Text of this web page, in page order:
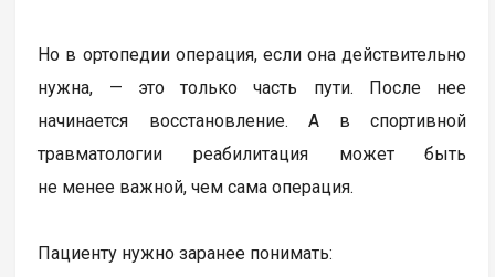
Но в ортопедии операция, если она действительно
нужна, — это только часть пути. После нее
начинается восстановление. А в спортивной
травматологии реабилитация может быть
не менее важной, чем сама операция.
Пациенту нужно заранее понимать: